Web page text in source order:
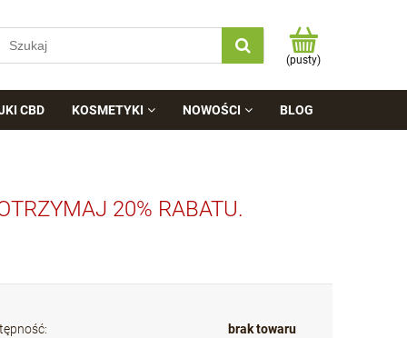
(pusty)
CBD KOSMETYKI NOWOŚCI BLOG
20% RABATU.
brak towaru